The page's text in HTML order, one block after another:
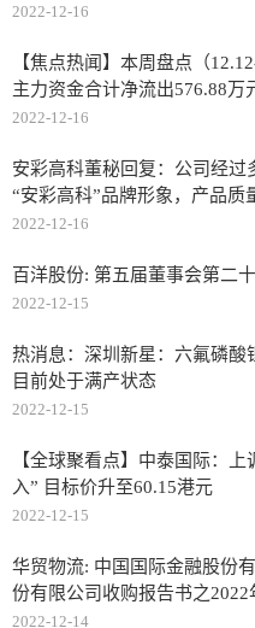
2022-12-16
【焦点热闻】本周盘点（
主力资金合计净流出576.88万
2022-12-16
安彩高科董秘回复：公司经
“安彩高科”品牌形象，产品质
2022-12-16
百洋股份: 第五届董事会第二
2022-12-15
热消息：深圳新星：六氟磷酸
目前处于满产状态
2022-12-15
【全球聚看点】中泰国际：
入” 目标价升至60.15港元
2022-12-15
华贸物流: 中国国际金融股份
份有限公司收购报告书之
2022-12-14